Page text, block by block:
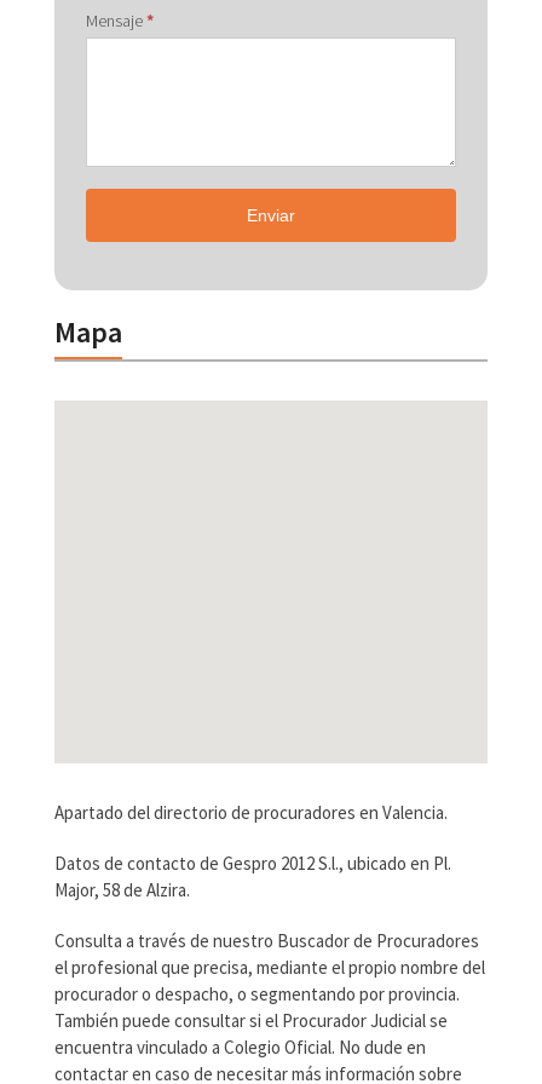
Mensaje*
Enviar
Mapa
Apartado del directorio de procuradores en Valencia.
Datos de contacto de Gespro 2012 S.l., ubicado en Pl.
Major, 58 de Alzira.
Consulta a través de nuestro Buscador de Procuradores
el profesional que precisa, mediante el propio nombre del
procurador o despacho, o segmentando por provincia.
También puede consultar si el Procurador Judicial se
encuentra vinculado a Colegio Oficial. No dude en
contactar en caso de necesitar más información sobre